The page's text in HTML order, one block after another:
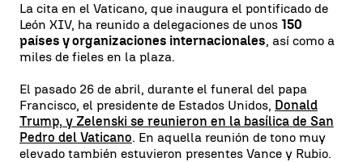
La cita en el Vaticano, que inaugura el pontificado de
León XIV, ha reunido a delegaciones de unos 150
países y organizaciones internacionales, así como a
miles de fieles en la plaza.
El pasado 26 de abril, durante el funeral del papa
Francisco, el presidente de Estados Unidos, Donald
Trump, y Zelenski se reunieron en la basílica de San
Pedro del Vaticano. En aquella reunión de tono muy
elevado también estuvieron presentes Vance y Rubio.